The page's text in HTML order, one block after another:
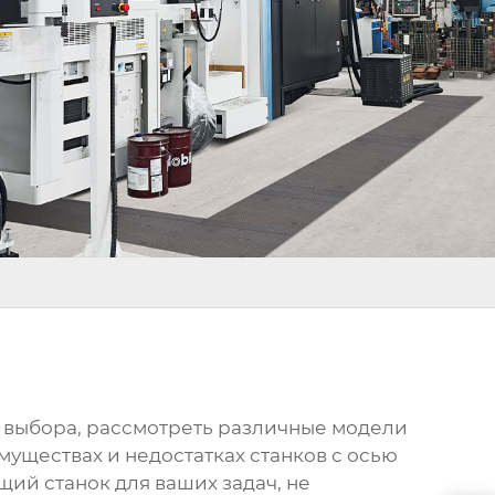
рассмотреть различные модели
и недостатках станков с осью
станок для ваших задач, не